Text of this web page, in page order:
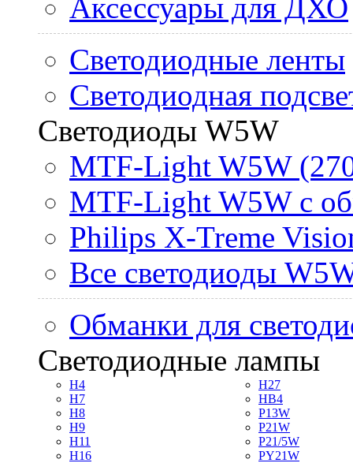
Аксессуары для ДХО
Светодиодные ленты
Светодиодная
Светодиоды W5W
MTF-Light W5W
MTF-Light W5W с
Philips X-Treme
Все светодиоды
Обманки для
Светодиодные лампы
H4
H7
H8
H9
H11
H16
H27
HB4
P13W
P21W
P21/5W
PY21W